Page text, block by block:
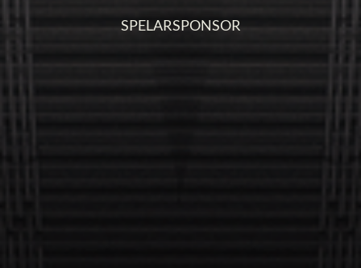
SPELARSPONSOR